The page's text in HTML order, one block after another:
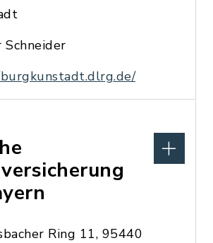
Schneider
Ring 11, 95440